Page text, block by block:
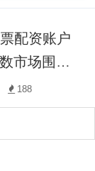
市场围绕
的行情时
188